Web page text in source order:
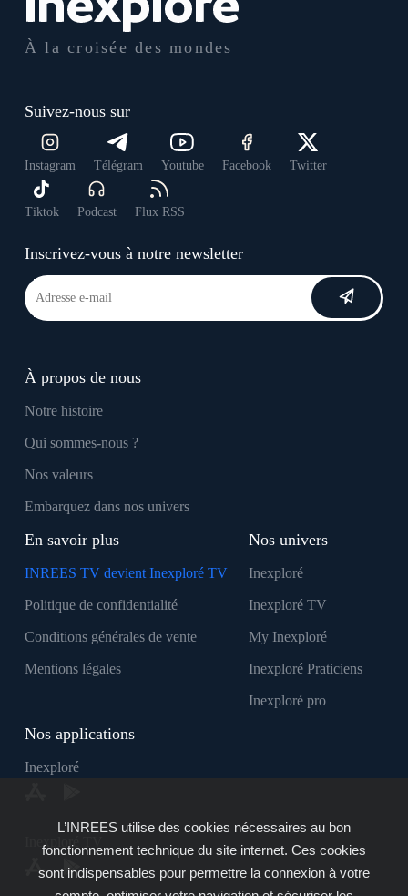
À la croisée des mondes
Suivez-nous sur
Instagram Télégram Youtube Facebook Twitter
Tiktok Podcast Flux RSS
Inscrivez-vous à notre newsletter
À propos de nous
Notre histoire
Qui sommes-nous ?
Nos valeurs
Embarquez dans nos univers
En savoir plus
INREES TV devient Inexploré TV
Politique de confidentialité
Conditions générales de vente
Mentions légales
Nos univers
Inexploré
Inexploré TV
My Inexploré
Inexploré Praticiens
Inexploré pro
Nos applications
Inexploré
Inexploré TV
L’INREES utilise des cookies nécessaires au bon
fonctionnement technique du site internet. Ces cookies
sont indispensables pour permettre la connexion à votre